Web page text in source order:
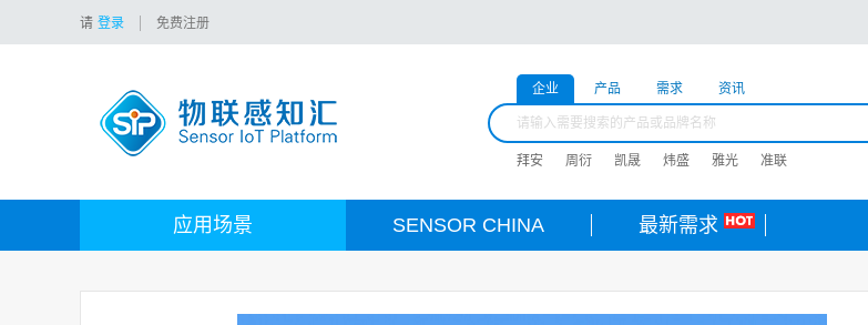
请 登录 免费注册
企业 产品 需求 资讯
拜安 周衍 凯晟 炜盛 雅光 准联
应用场景 SENSOR CHINA 最新需求